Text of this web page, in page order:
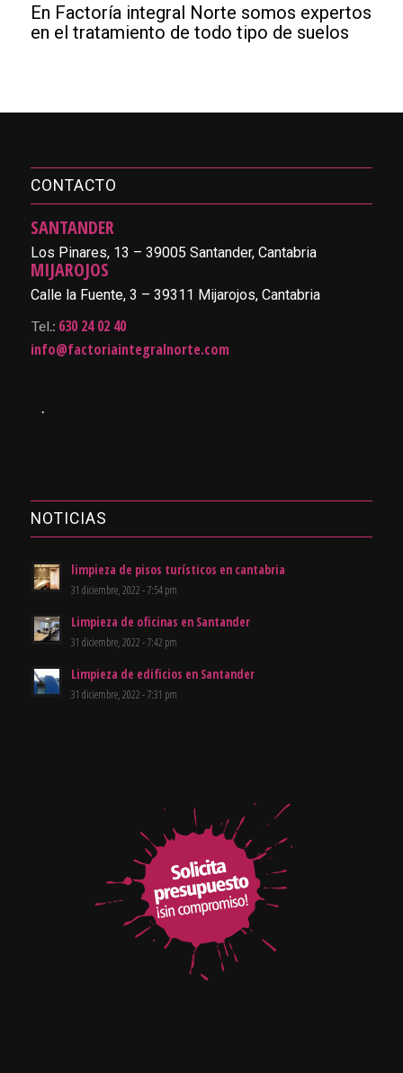
En Factoría integral Norte somos expertos
en el tratamiento de todo tipo de suelos
CONTACTO
SANTANDER
Los Pinares, 13 – 39005 Santander, Cantabria
MIJAROJOS
Calle la Fuente, 3 – 39311 Mijarojos, Cantabria
Tel.: 630 24 02 40
info@factoriaintegralnorte.com
.
NOTICIAS
limpieza de pisos turísticos en cantabria
31 diciembre, 2022 - 7:54 pm
Limpieza de oficinas en Santander
31 diciembre, 2022 - 7:42 pm
Limpieza de edificios en Santander
31 diciembre, 2022 - 7:31 pm